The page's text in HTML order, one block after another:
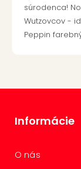
súrodenca!
Wutzovcov -
Peppin
Informácie
O nás